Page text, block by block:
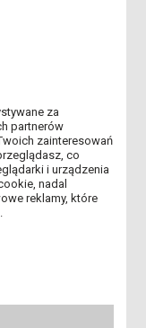
SKIEROWANIA NA
za
partnerów
zainteresowań
co
i urządzenia
nadal
reklamy, które